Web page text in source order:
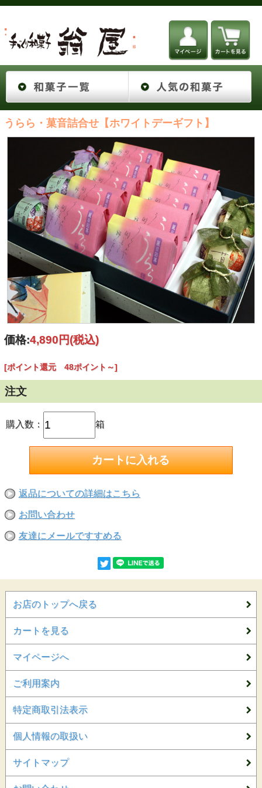
うらら・菓音詰合せ【ホワイトデーギフト】
価格:4,890円(税込)
[ポイント還元 48ポイント～]
注文
購入数： 箱
返品についての詳細はこちら
お問い合わせ
友達にメールですすめる
お店のトップへ戻る
カートを見る
マイページへ
ご利用案内
特定商取引法表示
個人情報の取扱い
サイトマップ